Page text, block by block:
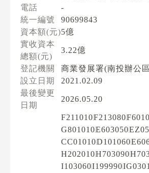
電話
-
統一編號
90699843
資本額(元)5億
實收資本
總額(元)
3.22億
登記機關
商業發展署(南投辦公
設立日期
2021.02.09
最後變更
日期
2026.05.20
F211010F213080
G801010E603050
CC01010D101060
H202010H703090
I103060I199990